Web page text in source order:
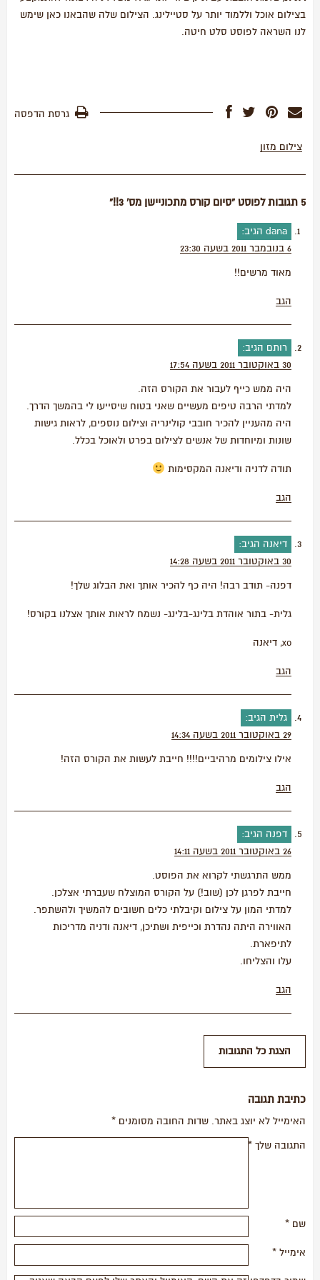
בצילום אוכל וללמוד יותר על סטיילינג. הצילום שלה שהבאנו כאן שימש
לנו השראה לפוסט סלט חיטה.
גרסת הדפסה
צילום מזון
5 תגובות לפוסט “סיום קורס מתכוניישן מס' 3!!”
dana הגיב:
6 בנובמבר 2011 בשעה 23:30
מאוד מרשים!!
הגב
רותם
הגיב:
30 באוקטובר 2011 בשעה 17:54
היה ממש כייף לעבור את הקורס הזה.
למדתי הרבה טיפים מעשיים שאני בטוח שיסייעו לי בהמשך הדרך.
היה מהעניין להכיר חובבי קולינריה וצילום נוספים, לראות גישות
שונות ומיוחדות של אנשים לצילום בפרט ולאוכל בכלל.
תודה לדניה ודיאנה המקסימות
הגב
דיאנה
הגיב:
30 באוקטובר 2011 בשעה 14:28
דפנה- תודב רבה! היה כף להכיר אותך ואת הבלוג שלך!
גלית- בתור אוהדת בלינג-בלינג- נשמח לראות אותך אצלנו בקורס!
xo, דיאנה
הגב
גלית
הגיב:
29 באוקטובר 2011 בשעה 14:34
אילו צילומים מרהיביים!!!! חייבת לעשות את הקורס הזה!
הגב
דפנה
הגיב:
26 באוקטובר 2011 בשעה 14:11
ממש התרגשתי לקרוא את הפוסט.
חייבת לפרגן לכן (שוב!) על הקורס המוצלח שעברתי אצלכן.
למדתי המון על צילום וקיבלתי כלים חשובים להמשיך ולהשתפר.
האווירה היתה נהדרת וכייפית ושתיכן, דיאנה ודניה מדריכות
לתיפארת.
עלו והצליחו.
הגב
כתיבת תגובה
האימייל לא יוצג באתר. שדות החובה מסומנים *
התגובה שלך *
שם *
אימייל *